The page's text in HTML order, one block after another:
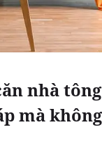
nhà
mà